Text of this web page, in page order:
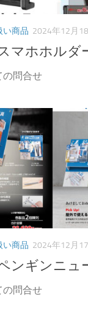
い商品 2024年12月
マホホルダ
の問合せ
い商品 2024年12月
ンギンニュ
の問合せ